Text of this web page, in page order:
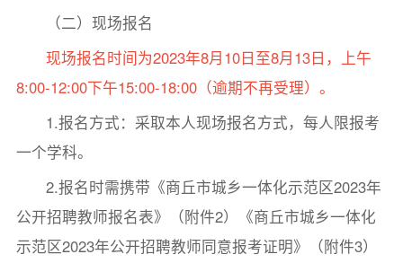
（二）现场报名
现场报名时间为2023年8月10日至8月13日，上午
8:00-12:00下午15:00-18:00（逾期不再受理）。
1.报名方式：采取本人现场报名方式，每人限报考
一个学科。
2.报名时需携带《商丘市城乡一体化示范区2023年
公开招聘教师报名表》（附件2）《商丘市城乡一体化
示范区2023年公开招聘教师同意报考证明》（附件3）